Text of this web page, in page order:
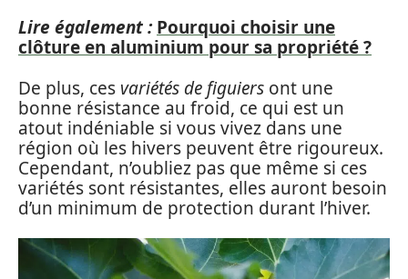
Lire également : Pourquoi choisir une
clôture en aluminium pour sa propriété ?
De plus, ces variétés de figuiers ont une
bonne résistance au froid, ce qui est un
atout indéniable si vous vivez dans une
région où les hivers peuvent être rigoureux.
Cependant, n’oubliez pas que même si ces
variétés sont résistantes, elles auront besoin
d’un minimum de protection durant l’hiver.